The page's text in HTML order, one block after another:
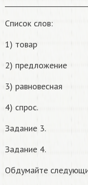
Список слов:
1) товар
2) предложение
3) равновесная
4) спрос.
Задание 3.
Задание 4.
Обдумайте